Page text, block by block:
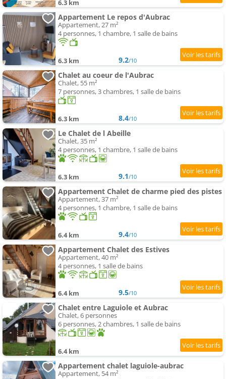
6.3 km
Appartement Le repos d'Aubrac
Appartement, 27 m²
4 personnes, 1 chambre, 1 salle de bains
6.3 km 9.2/10
Chalet au coeur de l'Aubrac
Chalet, 55 m²
7 personnes, 3 chambres, 1 salle de bains
6.3 km 8.4/10
Le Chalet de l Abeille
Chalet, 35 m²
4 personnes, 1 chambre, 1 salle de bains
6.3 km 9.1/10
Appartement Chalet de charme pied des pistes
Appartement, 37 m²
4 personnes, 1 chambre, 1 salle de bains
6.4 km 9.4/10
Appartement Chalet des Estives
Appartement, 40 m²
4 personnes, 1 salle de bains
6.4 km 9.5/10
Chalet entre Laguiole et Aubrac
Chalet, 6 personnes
6 personnes, 2 chambres, 1 salle de bains
6.4 km
Appartement chalet laguiole-aubrac
Appartement, 54 m²